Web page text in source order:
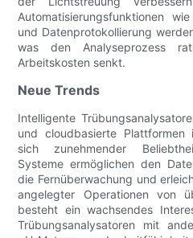
Automatisierungsfunktionen
und Datenprotokollierung
was den Analyseprozess
Arbeitskosten senkt.
Neue Trends
Intelligente
und cloudbasierte Plattformen
sich zunehmender
Systeme ermöglichen den
die Fernüberwachung und
angelegter Operationen von
besteht ein wachsendes
Trübungsanalysatoren mit